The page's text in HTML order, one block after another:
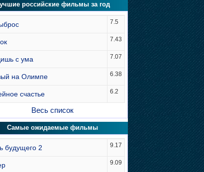
российские фильмы за год
7.5
7.43
с ума 7.07
на Олимпе 6.38
счастье 6.2
Весь список
Самые ожидаемые фильмы
будущего 2 9.17
9.09